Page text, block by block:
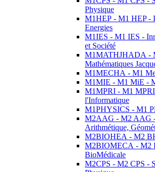
Physique
M1HEP - M1 HEP -
Energies
M1IES - M1 IES -
et Société
M1MATHJHADA -
Mathématiques
M1MECHA - M1
M1MIE - M1 MiE -
M1MPRI - M1 MPRI
l'Informatique
M1PHYSICS - M1
M2AAG - M2 AAG
Arithmétique,
M2BIOHEA - M2
M2BIOMECA - M2
BioMédicale
M2CPS - M2 CPS -